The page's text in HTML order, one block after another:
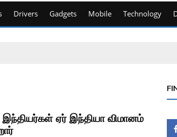
Drivers Gadgets Mobile Technology
ஏர் இந்தியா விமானம்